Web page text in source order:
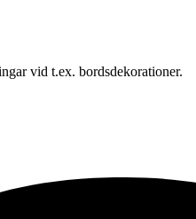
vid t.ex. bordsdekorationer.